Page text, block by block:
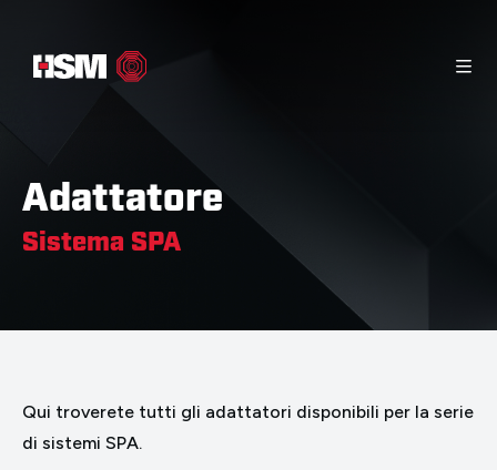
Adattatore
Sistema SPA
Qui troverete tutti gli adattatori disponibili per la serie
di sistemi SPA.